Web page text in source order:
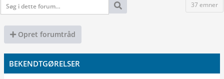
37 emner
Opret forumtråd
BEKENDTGØRELSER